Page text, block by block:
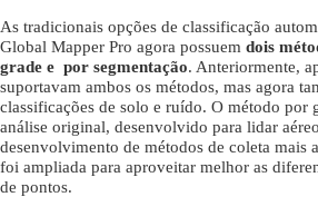
As tradicionais opções de classificação
Global Mapper Pro agora possuem dois
grade e por segmentação. Anteriormente,
suportavam ambos os métodos, mas agora
classificações de solo e ruído. O método por
análise original, desenvolvido para lidar
desenvolvimento de métodos de coleta mais
foi ampliada para aproveitar melhor as
de pontos.